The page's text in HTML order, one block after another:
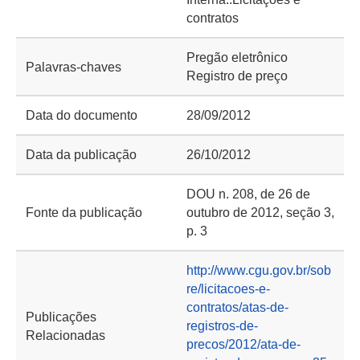
contratos
Palavras-chaves
Pregão eletrônico
Registro de preço
Data do documento 28/09/2012
Data da publicação 26/10/2012
Fonte da publicação
DOU n. 208, de 26 de
outubro de 2012, seção 3,
p. 3
Publicações
Relacionadas
http://www.cgu.gov.br/sob
re/licitacoes-e-
contratos/atas-de-
registros-de-
precos/2012/ata-de-